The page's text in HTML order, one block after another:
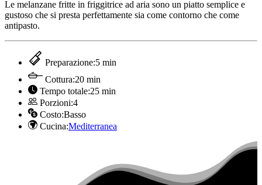
Le melanzane fritte in friggitrice ad aria sono un piatto semplice e
gustoso che si presta perfettamente sia come contorno che come
antipasto.
Preparazione:5 min
Cottura:20 min
Tempo totale:25 min
Porzioni:4
Costo:Basso
Cucina:Mediterranea